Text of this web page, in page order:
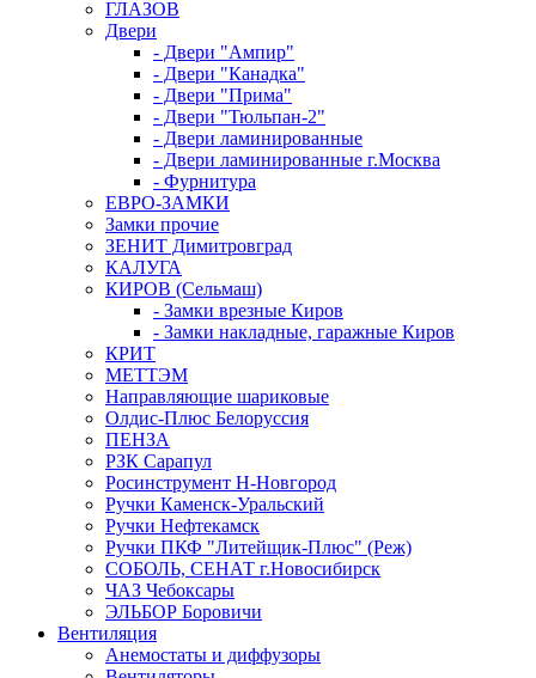
ГЛАЗОВ
Двери
- Двери "Ампир"
- Двери "Канадка"
- Двери "Прима"
- Двери "Тюльпан-2"
- Двери ламинированные
- Двери ламинированные г.Москва
- Фурнитура
ЕВРО-ЗАМКИ
Замки прочие
ЗЕНИТ Димитровград
КАЛУГА
КИРОВ (Сельмаш)
- Замки врезные Киров
- Замки накладные, гаражные Киров
КРИТ
МЕТТЭМ
Направляющие шариковые
Олдис-Плюс Белоруссия
ПЕНЗА
РЗК Сарапул
Росинструмент Н-Новгород
Ручки Каменск-Уральский
Ручки Нефтекамск
Ручки ПКФ "Литейщик-Плюс" (Реж)
СОБОЛЬ, СЕНАТ г.Новосибирск
ЧАЗ Чебоксары
ЭЛЬБОР Боровичи
Вентиляция
Анемостаты и диффузоры